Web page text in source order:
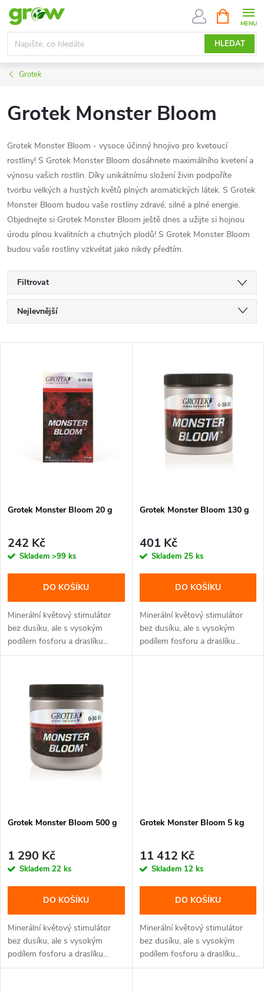
Přejít
obsah
HLEDAT
NÁKUPNÍ
KOŠÍK
Grotek
Grotek Monster Bloom
Grotek Monster Bloom - vysoce účinný hnojivo pro kvetoucí
rostliny! S Grotek Monster Bloom dosáhnete maximálního kvetení a
výnosu vašich rostlin. Díky unikátnímu složení živin podpoříte
tvorbu velkých a hustých květů plných aromatických látek. S Grotek
Monster Bloom budou vaše rostliny zdravé, silné a plné energie.
Objednejte si Grotek Monster Bloom ještě dnes a užijte si hojnou
úrodu plnou kvalitních a chutných plodů! S Grotek Monster Bloom
budou vaše rostliny vzkvétat jako nikdy předtím.
Filtrovat
Ř
a
r
o
d
u
k
Nejlevnější
Abecedně
p
r
o
u
k
Grotek Monster Bloom 20 g
242 Kč
Skladem >99 ks
DO KOŠÍKU
Minerální květový stimulátor
bez dusíku, ale s vysokým
podílem fosforu a draslíku...
Grotek Monster Bloom 130 g
401 Kč
Skladem 25 ks
DO KOŠÍKU
Minerální květový stimulátor
bez dusíku, ale s vysokým
podílem fosforu a draslíku...
Grotek Monster Bloom 500 g
1 290 Kč
Skladem 22 ks
DO KOŠÍKU
Minerální květový stimulátor
bez dusíku, ale s vysokým
podílem fosforu a draslíku...
Grotek Monster Bloom 5 kg
11 412 Kč
Skladem 12 ks
DO KOŠÍKU
Minerální květový stimulátor
bez dusíku, ale s vysokým
podílem fosforu a draslíku...